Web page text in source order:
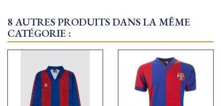
8 AUTRES PRODUITS DANS LA MÊME
CATÉGORIE :